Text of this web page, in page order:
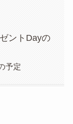
ントDayの
予定